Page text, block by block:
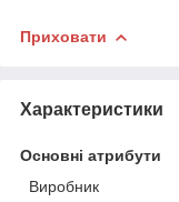
Приховати
Характеристики
Основні атрибути
Виробник